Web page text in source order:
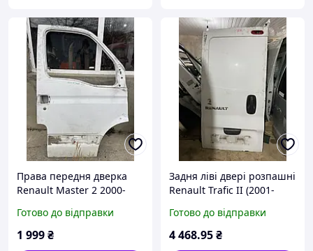
Права передня дверка
Renault Master 2 2000-
Готово до відправки
1 999₴
Задня ліві двері розпашні
Renault Trafic II (2001-
Готово до відправки
4 468.95₴